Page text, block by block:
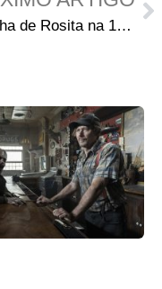
Revelado nome da filha de Rosita na 10ª temporada de The Walking Dead